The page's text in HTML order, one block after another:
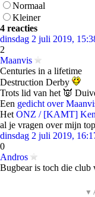
Normaal
Kleiner
4 reacties
dinsdag 2 juli 2019,
2
Maanvis
Centuries in a lifetime
Destruction Derby
Trots lid van het 👿
Een gedicht over
Het ONZ / [KAMT]
al je vragen over mijn
dinsdag 2 juli 2019,
0
Andros
Bugbear is toch die club
▼